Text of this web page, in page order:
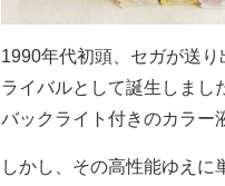
1990年代初頭、セガが送
ライバルとして誕生しまし
バックライト付きのカラー
しかし、その高性能ゆえ